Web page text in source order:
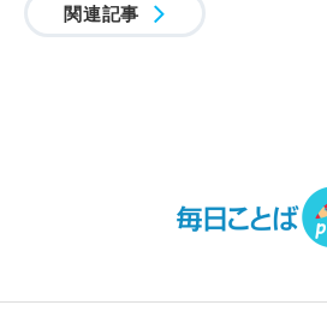
関連記事